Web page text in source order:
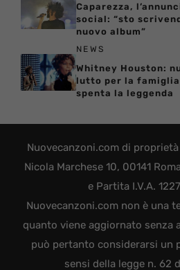
Caparezza,
social: “sto
nuovo album”
NEWS
Whitney Houston:
lutto per la
spenta la leggenda
Nuovecanzoni.com di proprietà
Nicola Marchese 10, 00141
e Partita I.V.A.
Nuovecanzoni.com non è una
quanto viene aggiornato senza
può pertanto considerarsi un
sensi della legge n. 62